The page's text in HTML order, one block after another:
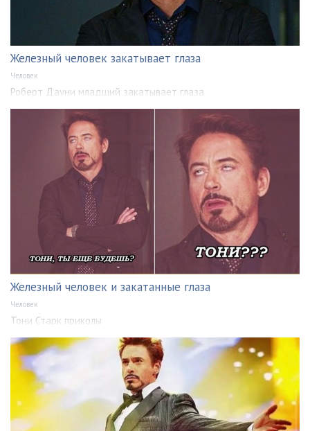
Железный человек закатывает глаза
Человек
Роберт Дауни младший закатывает глаза
Железный человек и закатанные глаза
Человек
Тони Старк приколы